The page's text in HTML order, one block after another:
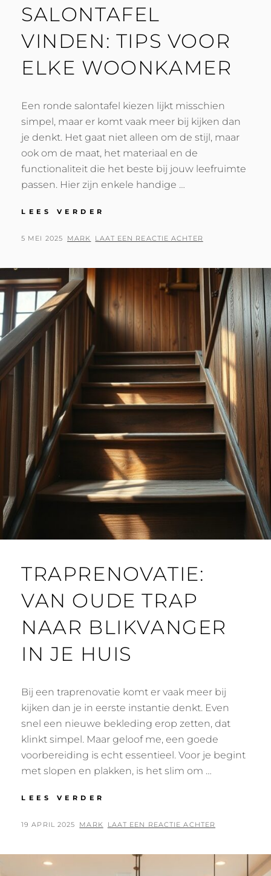
SALONTAFEL
VINDEN: TIPS VOOR
ELKE WOONKAMER
Een ronde salontafel kiezen lijkt misschien
simpel, maar er komt vaak meer bij kijken dan
je denkt. Het gaat niet alleen om de stijl, maar
ook om de maat, het materiaal en de
functionaliteit die het beste bij jouw leefruimte
passen. Hier zijn enkele handige …
LEES VERDER
RONDE
VOOR
ELKE
WOONKAMER
GEPLAATST
5 MEI 2025 BY
MARK LAAT EEN REACTIE ACHTER
TRAPRENOVATIE:
VAN OUDE TRAP
NAAR BLIKVANGER
IN JE HUIS
Bij een traprenovatie komt er vaak meer bij
kijken dan je in eerste instantie denkt. Even
snel een nieuwe bekleding erop zetten, dat
klinkt simpel. Maar geloof me, een goede
voorbereiding is echt essentieel. Voor je begint
met slopen en plakken, is het slim om …
LEES VERDER
OUDE
BLIKVANGER
GEPLAATST
19 APRIL 2025 BY
MARK LAAT EEN REACTIE ACHTER